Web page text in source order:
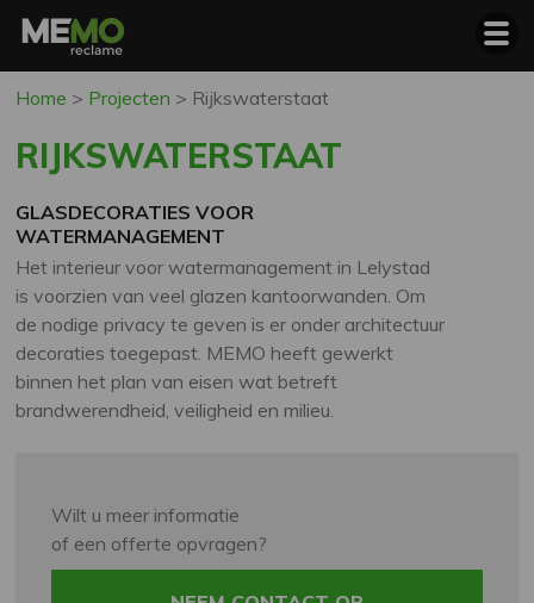
Home > Projecten > Rijkswaterstaat
RIJKSWATERSTAAT
GLASDECORATIES VOOR
WATERMANAGEMENT
Het interieur voor watermanagement in Lelystad
is voorzien van veel glazen kantoorwanden. Om
de nodige privacy te geven is er onder architectuur
decoraties toegepast. MEMO heeft gewerkt
binnen het plan van eisen wat betreft
brandwerendheid, veiligheid en milieu.
Wilt u meer informatie
of een offerte opvragen?